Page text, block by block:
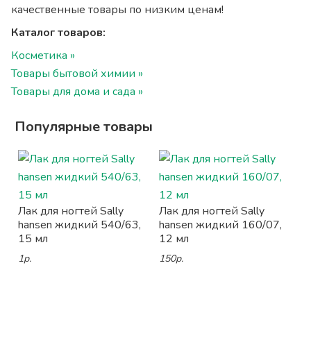
качественные товары по низким ценам!
Каталог товаров:
Косметика »
Товары бытовой химии »
Товары для дома и сада »
Популярные товары
Лак для ногтей Sally
hansen жидкий 540/63,
15 мл
1р.
Лак для ногтей Sally
hansen жидкий 160/07,
12 мл
150р.